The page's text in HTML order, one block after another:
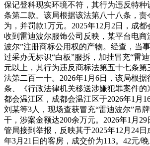
保记登科现实环境不符，其行为违反特种
条第二款。该局根据该法第八十八条，责
为，并罚款1万元。2025年12月2日，成
收到雷迪波尔服饰公司反映，某平台电商
波尔”注册商标公用权的产物。经查，当
过采办无标识“白板”服拆，加挂冒充“雷
元以上，其行为违反商标法第五十七条第
法第二百一十。2026年1月6日，该局根
条、《行政法律机关移送涉嫌犯罪案件的
都会温江区，成都会温江区于2026年1月
刘某等3人，现场查获冒充“雷迪波尔”吊
干，涉案金额达200余万元。2026年1月
管局接到举报，反映其于2025年12月24日
年3月21日的客房，成交价为113。42元/